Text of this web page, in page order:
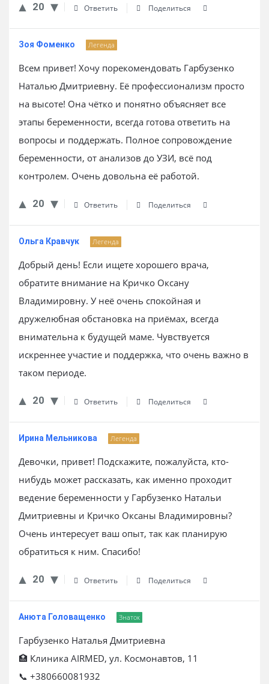
20 Ответить Поделиться
Зоя Фоменко Легенда
Всем привет! Хочу порекомендовать Гарбузенко
Наталью Дмитриевну. Её профессионализм просто
на высоте! Она чётко и понятно объясняет все
этапы беременности, всегда готова ответить на
вопросы и поддержать. Полное сопровождение
беременности, от анализов до УЗИ, всё под
контролем. Очень довольна её работой.
20 Ответить Поделиться
Ольга Кравчук Легенда
Добрый день! Если ищете хорошего врача,
обратите внимание на Кричко Оксану
Владимировну. У неё очень спокойная и
дружелюбная обстановка на приёмах, всегда
внимательна к будущей маме. Чувствуется
искреннее участие и поддержка, что очень важно в
таком периоде.
20 Ответить Поделиться
Ирина Мельникова Легенда
Девочки, привет! Подскажите, пожалуйста, кто-
нибудь может рассказать, как именно проходит
ведение беременности у Гарбузенко Натальи
Дмитриевны и Кричко Оксаны Владимировны?
Очень интересует ваш опыт, так как планирую
обратиться к ним. Спасибо!
20 Ответить Поделиться
Анюта Головащенко Знаток
Гарбузенко Наталья Дмитриевна
🏥 Клиника AIRMED, ул. Космонавтов, 11
📞 +380660081932